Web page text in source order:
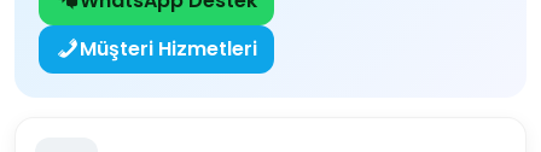
Müşteri Hizmetleri